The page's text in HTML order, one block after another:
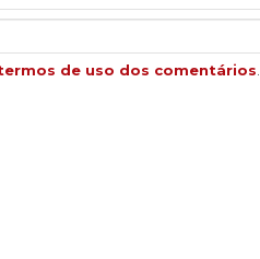
de uso dos comentários.